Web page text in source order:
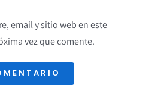
email y sitio web en este
vez que comente.